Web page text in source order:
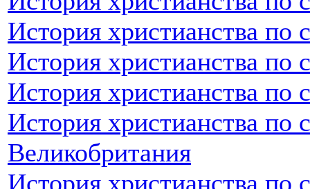
История христианства по
История христианства по
История христианства по
История христианства по
Великобритания
История христианства по